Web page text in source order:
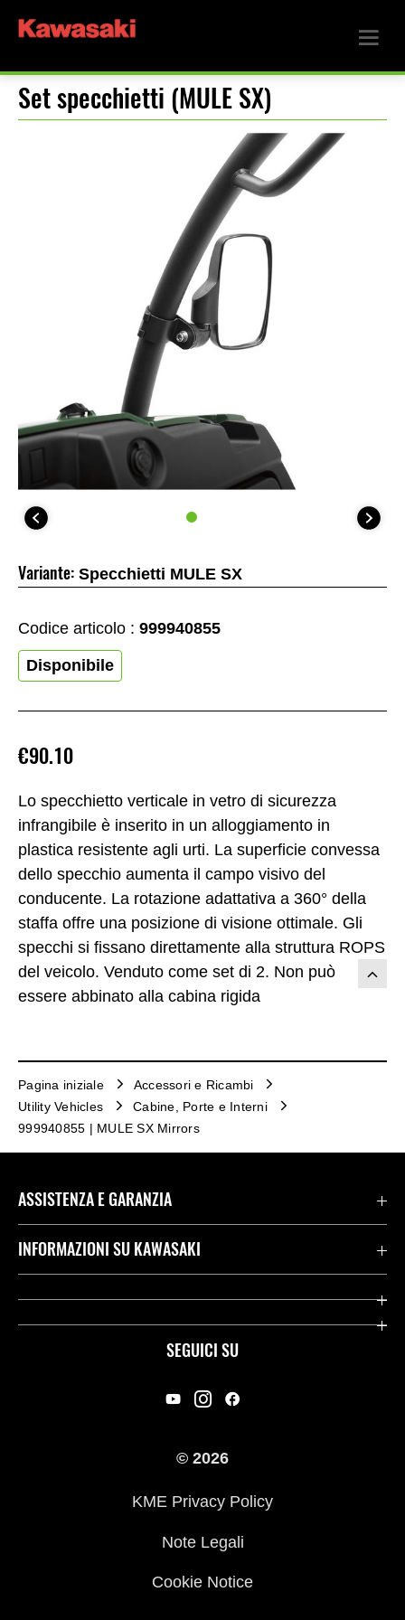
Set specchietti (MULE SX)
Lo specchietto verticale in vetro di sicurezza
infrangibile è inserito in un alloggiamento in
plastica resistente agli urti. La superficie convessa
dello specchio aumenta il campo visivo del
conducente. La rotazione adattativa a 360° della
staffa offre una posizione di visione ottimale. Gli
specchi si fissano direttamente alla struttura ROPS
del veicolo. Venduto come set di 2. Non può
essere abbinato alla cabina rigida
€90.10
Variante: Specchietti MULE SX
Codice articolo : 999940855
Disponibile
Pagina iniziale
Accessori e Ricambi
Utility Vehicles
Cabine, Porte e Interni
999940855 | MULE SX Mirrors
SEGUICI SU
ASSISTENZA E GARANZIA
Assistenza Stradale Kawasaki
Kawasaki Care
INFORMAZIONI SU KAWASAKI
Società
© 2026
KME Privacy Policy
Note Legali
Cookie Notice